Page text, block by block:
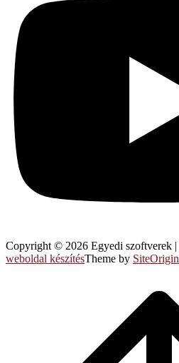
Copyright © 2026 Egyedi szoftverek |
weboldal készítésTheme by SiteOrigin